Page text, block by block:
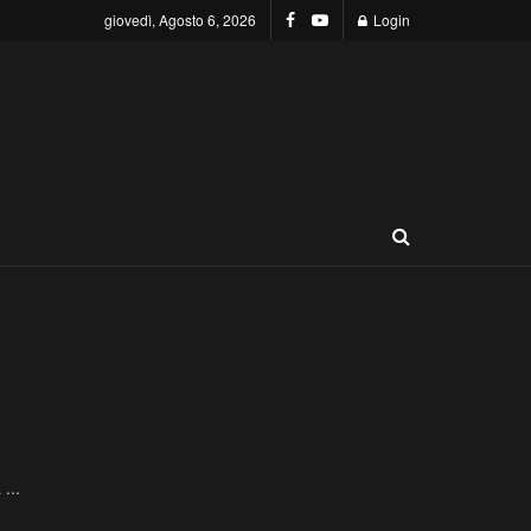
giovedì, Agosto 6, 2026 Login
...